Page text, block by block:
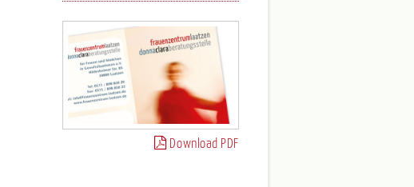
Download PDF